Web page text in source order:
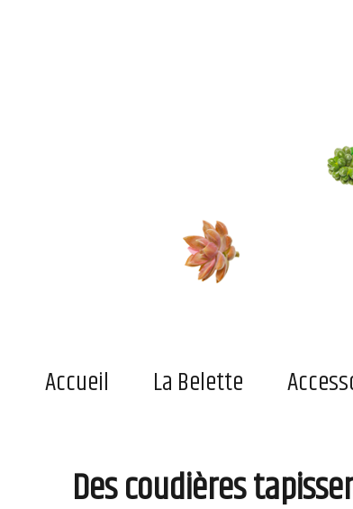
Du pratique, de l'indispensable ou simplement du joli superficiel pour
Accueil La Belette
Des coudières